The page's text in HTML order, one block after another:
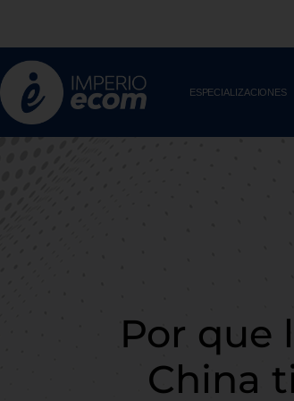
content
ESPECIALIZACIONES
Por que
China